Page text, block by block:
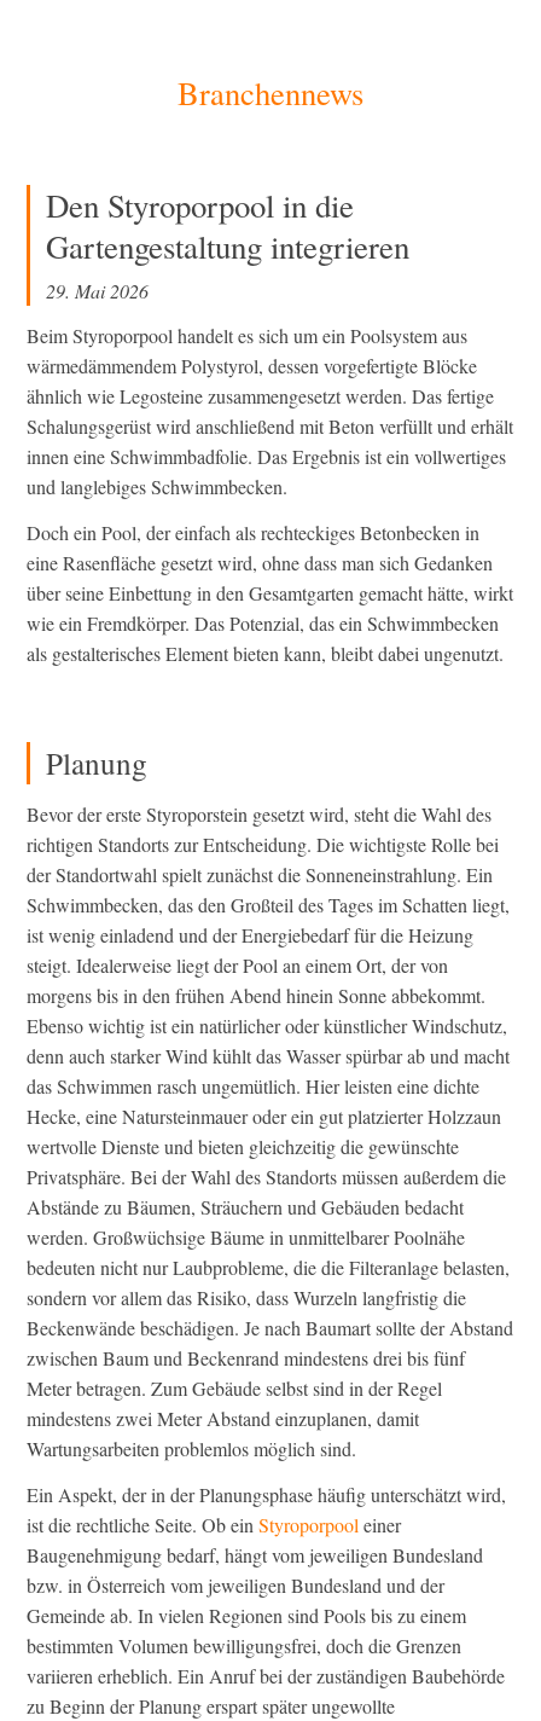
Branchennews
Den Styroporpool in die
Gartengestaltung integrieren
29. Mai 2026
Beim Styroporpool handelt es sich um ein Poolsystem aus
wärmedämmendem Polystyrol, dessen vorgefertigte Blöcke
ähnlich wie Legosteine zusammengesetzt werden. Das fertige
Schalungsgerüst wird anschließend mit Beton verfüllt und erhält
innen eine Schwimmbadfolie. Das Ergebnis ist ein vollwertiges
und langlebiges Schwimmbecken.
Doch ein Pool, der einfach als rechteckiges Betonbecken in
eine Rasenfläche gesetzt wird, ohne dass man sich Gedanken
über seine Einbettung in den Gesamtgarten gemacht hätte, wirkt
wie ein Fremdkörper. Das Potenzial, das ein Schwimmbecken
als gestalterisches Element bieten kann, bleibt dabei ungenutzt.
Planung
Bevor der erste Styroporstein gesetzt wird, steht die Wahl des
richtigen Standorts zur Entscheidung. Die wichtigste Rolle bei
der Standortwahl spielt zunächst die Sonneneinstrahlung. Ein
Schwimmbecken, das den Großteil des Tages im Schatten liegt,
ist wenig einladend und der Energiebedarf für die Heizung
steigt. Idealerweise liegt der Pool an einem Ort, der von
morgens bis in den frühen Abend hinein Sonne abbekommt.
Ebenso wichtig ist ein natürlicher oder künstlicher Windschutz,
denn auch starker Wind kühlt das Wasser spürbar ab und macht
das Schwimmen rasch ungemütlich. Hier leisten eine dichte
Hecke, eine Natursteinmauer oder ein gut platzierter Holzzaun
wertvolle Dienste und bieten gleichzeitig die gewünschte
Privatsphäre. Bei der Wahl des Standorts müssen außerdem die
Abstände zu Bäumen, Sträuchern und Gebäuden bedacht
werden. Großwüchsige Bäume in unmittelbarer Poolnähe
bedeuten nicht nur Laubprobleme, die die Filteranlage belasten,
sondern vor allem das Risiko, dass Wurzeln langfristig die
Beckenwände beschädigen. Je nach Baumart sollte der Abstand
zwischen Baum und Beckenrand mindestens drei bis fünf
Meter betragen. Zum Gebäude selbst sind in der Regel
mindestens zwei Meter Abstand einzuplanen, damit
Wartungsarbeiten problemlos möglich sind.
Ein Aspekt, der in der Planungsphase häufig unterschätzt wird,
ist die rechtliche Seite. Ob einStyroporpooleiner
Baugenehmigung bedarf, hängt vom jeweiligen Bundesland
bzw. in Österreich vom jeweiligen Bundesland und der
Gemeinde ab. In vielen Regionen sind Pools bis zu einem
bestimmten Volumen bewilligungsfrei, doch die Grenzen
variieren erheblich. Ein Anruf bei der zuständigen Baubehörde
zu Beginn der Planung erspart später ungewollte